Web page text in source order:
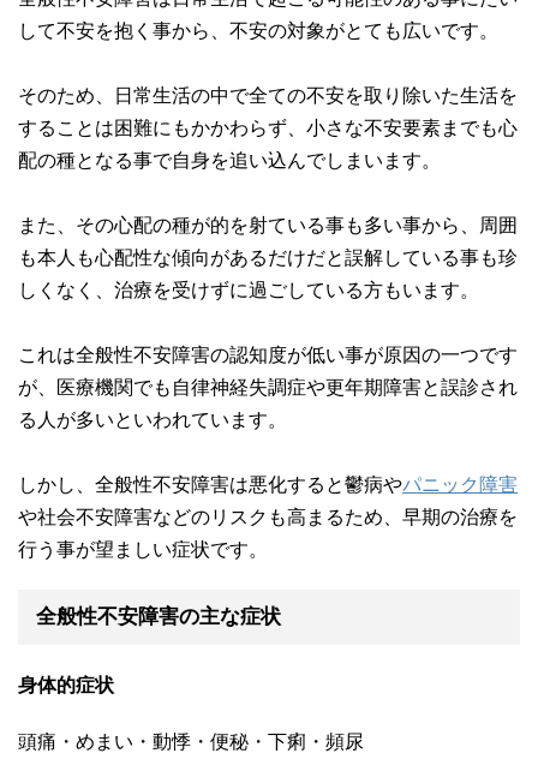
して不安を抱く事から、不安の対象がとても広いです。
そのため、日常生活の中で全ての不安を取り除いた生活を
することは困難にもかかわらず、小さな不安要素までも心
配の種となる事で自身を追い込んでしまいます。
また、その心配の種が的を射ている事も多い事から、周囲
も本人も心配性な傾向があるだけだと誤解している事も珍
しくなく、治療を受けずに過ごしている方もいます。
これは全般性不安障害の認知度が低い事が原因の一つです
が、医療機関でも自律神経失調症や更年期障害と誤診され
る人が多いといわれています。
しかし、全般性不安障害は悪化すると鬱病やパニック障害
や社会不安障害などのリスクも高まるため、早期の治療を
行う事が望ましい症状です。
全般性不安障害の主な症状
身体的症状
頭痛・めまい・動悸・便秘・下痢・頻尿